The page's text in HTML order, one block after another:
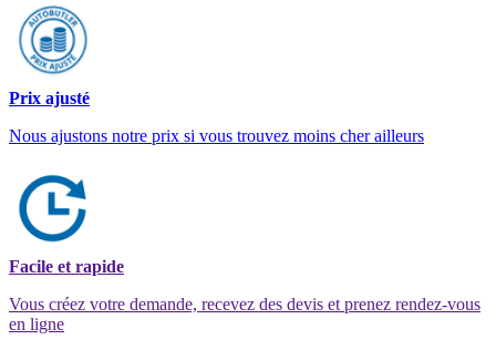
Prix ajusté
Nous ajustons notre prix si vous trouvez moins cher ailleurs
Facile et rapide
Vous créez votre demande, recevez des devis et prenez rendez-vous
en ligne